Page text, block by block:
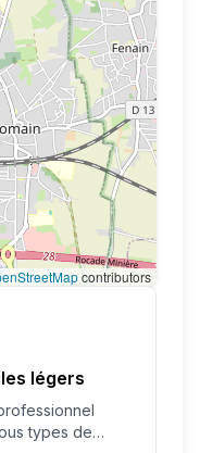
contributors
légers
types de